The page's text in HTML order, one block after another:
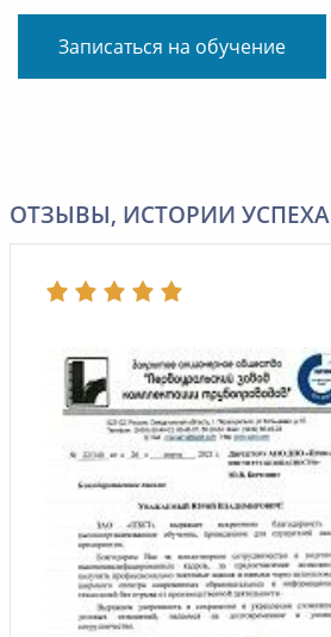
Записаться на обучение
ОТЗЫВЫ, ИСТОРИИ УСПЕХА